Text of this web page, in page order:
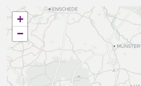
+
−